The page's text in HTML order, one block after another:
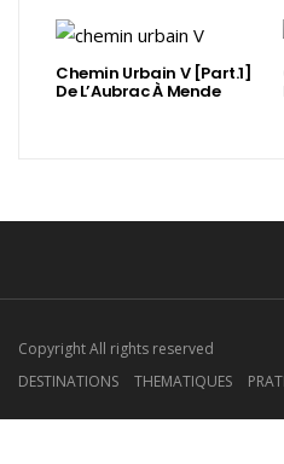
Chemin Urbain V [Part.1]
De L’Aubrac À Mende
Copyright All rights reserved
DESTINATIONS
THEMATIQUES